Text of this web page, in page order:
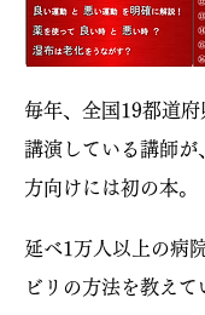
毎年、全国19都道
講演している講師が
方向けには初の本。
延べ1万人以上の病
ビリの方法を教え